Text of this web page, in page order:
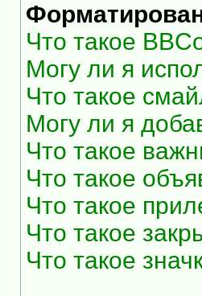
Что такое
Могу ли я
Что такое
Могу ли я
Что такое
Что такое
Что такое
Что такое
Что такое